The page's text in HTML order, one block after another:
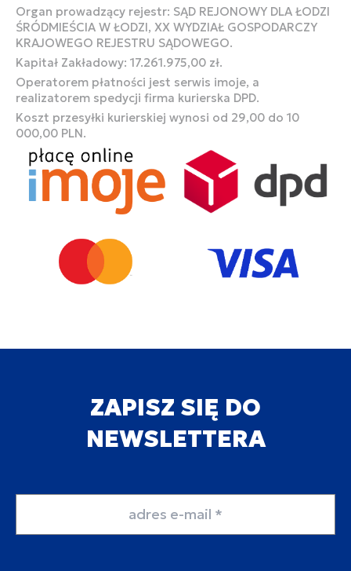
Organ prowadzący rejestr: SĄD REJONOWY DLA ŁODZI
ŚRÓDMIEŚCIA W ŁODZI, XX WYDZIAŁ GOSPODARCZY
KRAJOWEGO REJESTRU SĄDOWEGO.
Kapitał Zakładowy: 17.261.975,00 zł.
Operatorem płatności jest serwis imoje, a
realizatorem spedycji firma kurierska DPD.
Koszt przesyłki kurierskiej wynosi od 29,00 do 10
000,00 PLN.
ZAPISZ SIĘ DO
NEWSLETTERA